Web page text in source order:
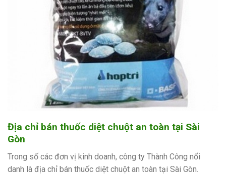
Địa chỉ bán thuốc diệt chuột an toàn tại Sài
Gòn
Trong số các đơn vị kinh doanh, công ty Thành Công nổi
danh là địa chỉ bán thuốc diệt chuột an toàn tại Sài Gòn.